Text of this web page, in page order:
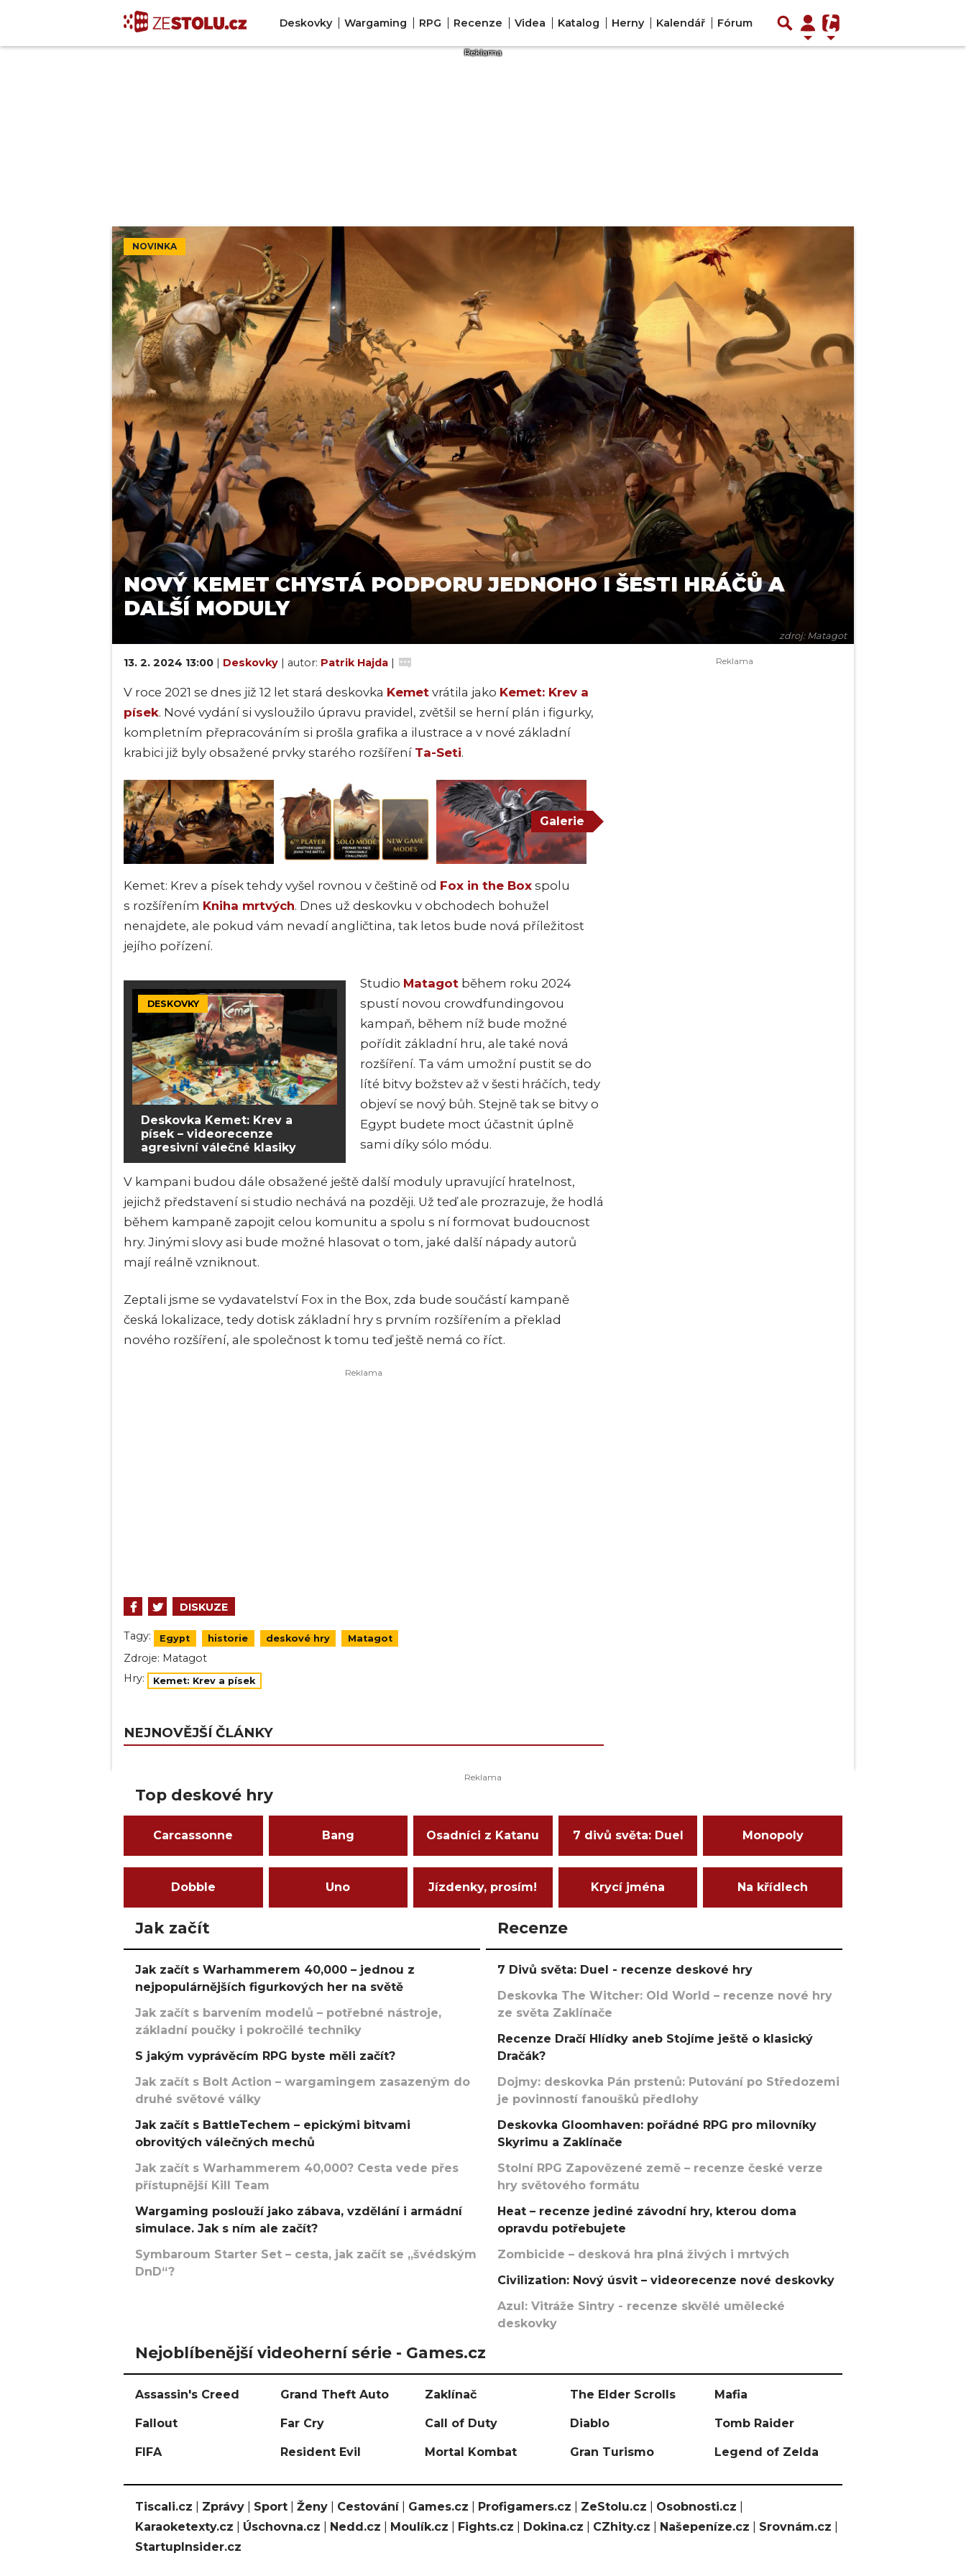
Deskovky Wargaming RPG Recenze Videa Katalog Herny Kalendář Fórum
NOVINKA
zdroj: Matagot
NOVÝ KEMET CHYSTÁ PODPORU JEDNOHO I ŠESTI HRÁČŮ A
DALŠÍ MODULY
13. 2. 2024 13:00 | Deskovky | autor: Patrik Hajda |
V roce 2021 se dnes již 12 let stará deskovka Kemet vrátila jako Kemet: Krev a
písek. Nové vydání si vysloužilo úpravu pravidel, zvětšil se herní plán i figurky,
kompletním přepracováním si prošla grafika a ilustrace a v nové základní
krabici již byly obsažené prvky starého rozšíření Ta-Seti.
Galerie
Kemet: Krev a písek tehdy vyšel rovnou v češtině od Fox in the Box spolu
s rozšířením Kniha mrtvých. Dnes už deskovku v obchodech bohužel
nenajdete, ale pokud vám nevadí angličtina, tak letos bude nová příležitost
jejího pořízení.
DESKOVKY
Deskovka Kemet: Krev a
písek – videorecenze
agresivní válečné klasiky
Studio Matagot během roku 2024
spustí novou crowdfundingovou
kampaň, během níž bude možné
pořídit základní hru, ale také nová
rozšíření. Ta vám umožní pustit se do
líté bitvy božstev až v šesti hráčích, tedy
objeví se nový bůh. Stejně tak se bitvy o
Egypt budete moct účastnit úplně
sami díky sólo módu.
V kampani budou dále obsažené ještě další moduly upravující hratelnost,
jejichž představení si studio nechává na později. Už teď ale prozrazuje, že hodlá
během kampaně zapojit celou komunitu a spolu s ní formovat budoucnost
hry. Jinými slovy asi bude možné hlasovat o tom, jaké další nápady autorů
mají reálně vzniknout.
Zeptali jsme se vydavatelství Fox in the Box, zda bude součástí kampaně
česká lokalizace, tedy dotisk základní hry s prvním rozšířením a překlad
nového rozšíření, ale společnost k tomu teď ještě nemá co říct.
DISKUZE
Tagy: Egypt historie deskové hry Matagot
Zdroje: Matagot
Hry:
Kemet: Krev a písek
NEJNOVĚJŠÍ ČLÁNKY
Top deskové hry
Carcassonne Bang Osadníci z Katanu 7 divů světa: Duel Monopoly
Dobble Uno Jízdenky, prosím! Krycí jména Na křídlech
Jak začít
Jak začít s Warhammerem 40,000 – jednou z
nejpopulárnějších figurkových her na světě
Jak začít s barvením modelů – potřebné nástroje,
základní poučky i pokročilé techniky
S jakým vyprávěcím RPG byste měli začít?
Jak začít s Bolt Action – wargamingem zasazeným do
druhé světové války
Jak začít s BattleTechem – epickými bitvami
obrovitých válečných mechů
Jak začít s Warhammerem 40,000? Cesta vede přes
přístupnější Kill Team
Wargaming poslouží jako zábava, vzdělání i armádní
simulace. Jak s ním ale začít?
Symbaroum Starter Set – cesta, jak začít se „švédským
DnD“?
Recenze
7 Divů světa: Duel - recenze deskové hry
Deskovka The Witcher: Old World – recenze nové hry
ze světa Zaklínače
Recenze Dračí Hlídky aneb Stojíme ještě o klasický
Dračák?
Dojmy: deskovka Pán prstenů: Putování po Středozemi
je povinností fanoušků předlohy
Deskovka Gloomhaven: pořádné RPG pro milovníky
Skyrimu a Zaklínače
Stolní RPG Zapovězené země – recenze české verze
hry světového formátu
Heat – recenze jediné závodní hry, kterou doma
opravdu potřebujete
Zombicide – desková hra plná živých i mrtvých
Civilization: Nový úsvit – videorecenze nové deskovky
Azul: Vitráže Sintry - recenze skvělé umělecké
deskovky
Nejoblíbenější videoherní série - Games.cz
Assassin's Creed Grand Theft Auto Zaklínač The Elder Scrolls Mafia
Fallout Far Cry Call of Duty Diablo Tomb Raider
FIFA Resident Evil Mortal Kombat Gran Turismo Legend of Zelda
Tiscali.cz Zprávy Sport Ženy Cestování| Games.cz Profigamers.cz ZeStolu.cz Osobnosti.cz
Karaoketexty.cz
Úschovna.cz Nedd.cz Moulík.cz Fights.cz Dokina.cz CZhity.cz Našepeníze.cz Srovnám.cz
StartupInsider.cz